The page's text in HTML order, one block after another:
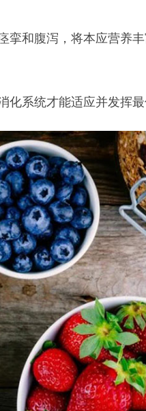
挛和腹泻，将本应营养
系统才能适应并发挥最